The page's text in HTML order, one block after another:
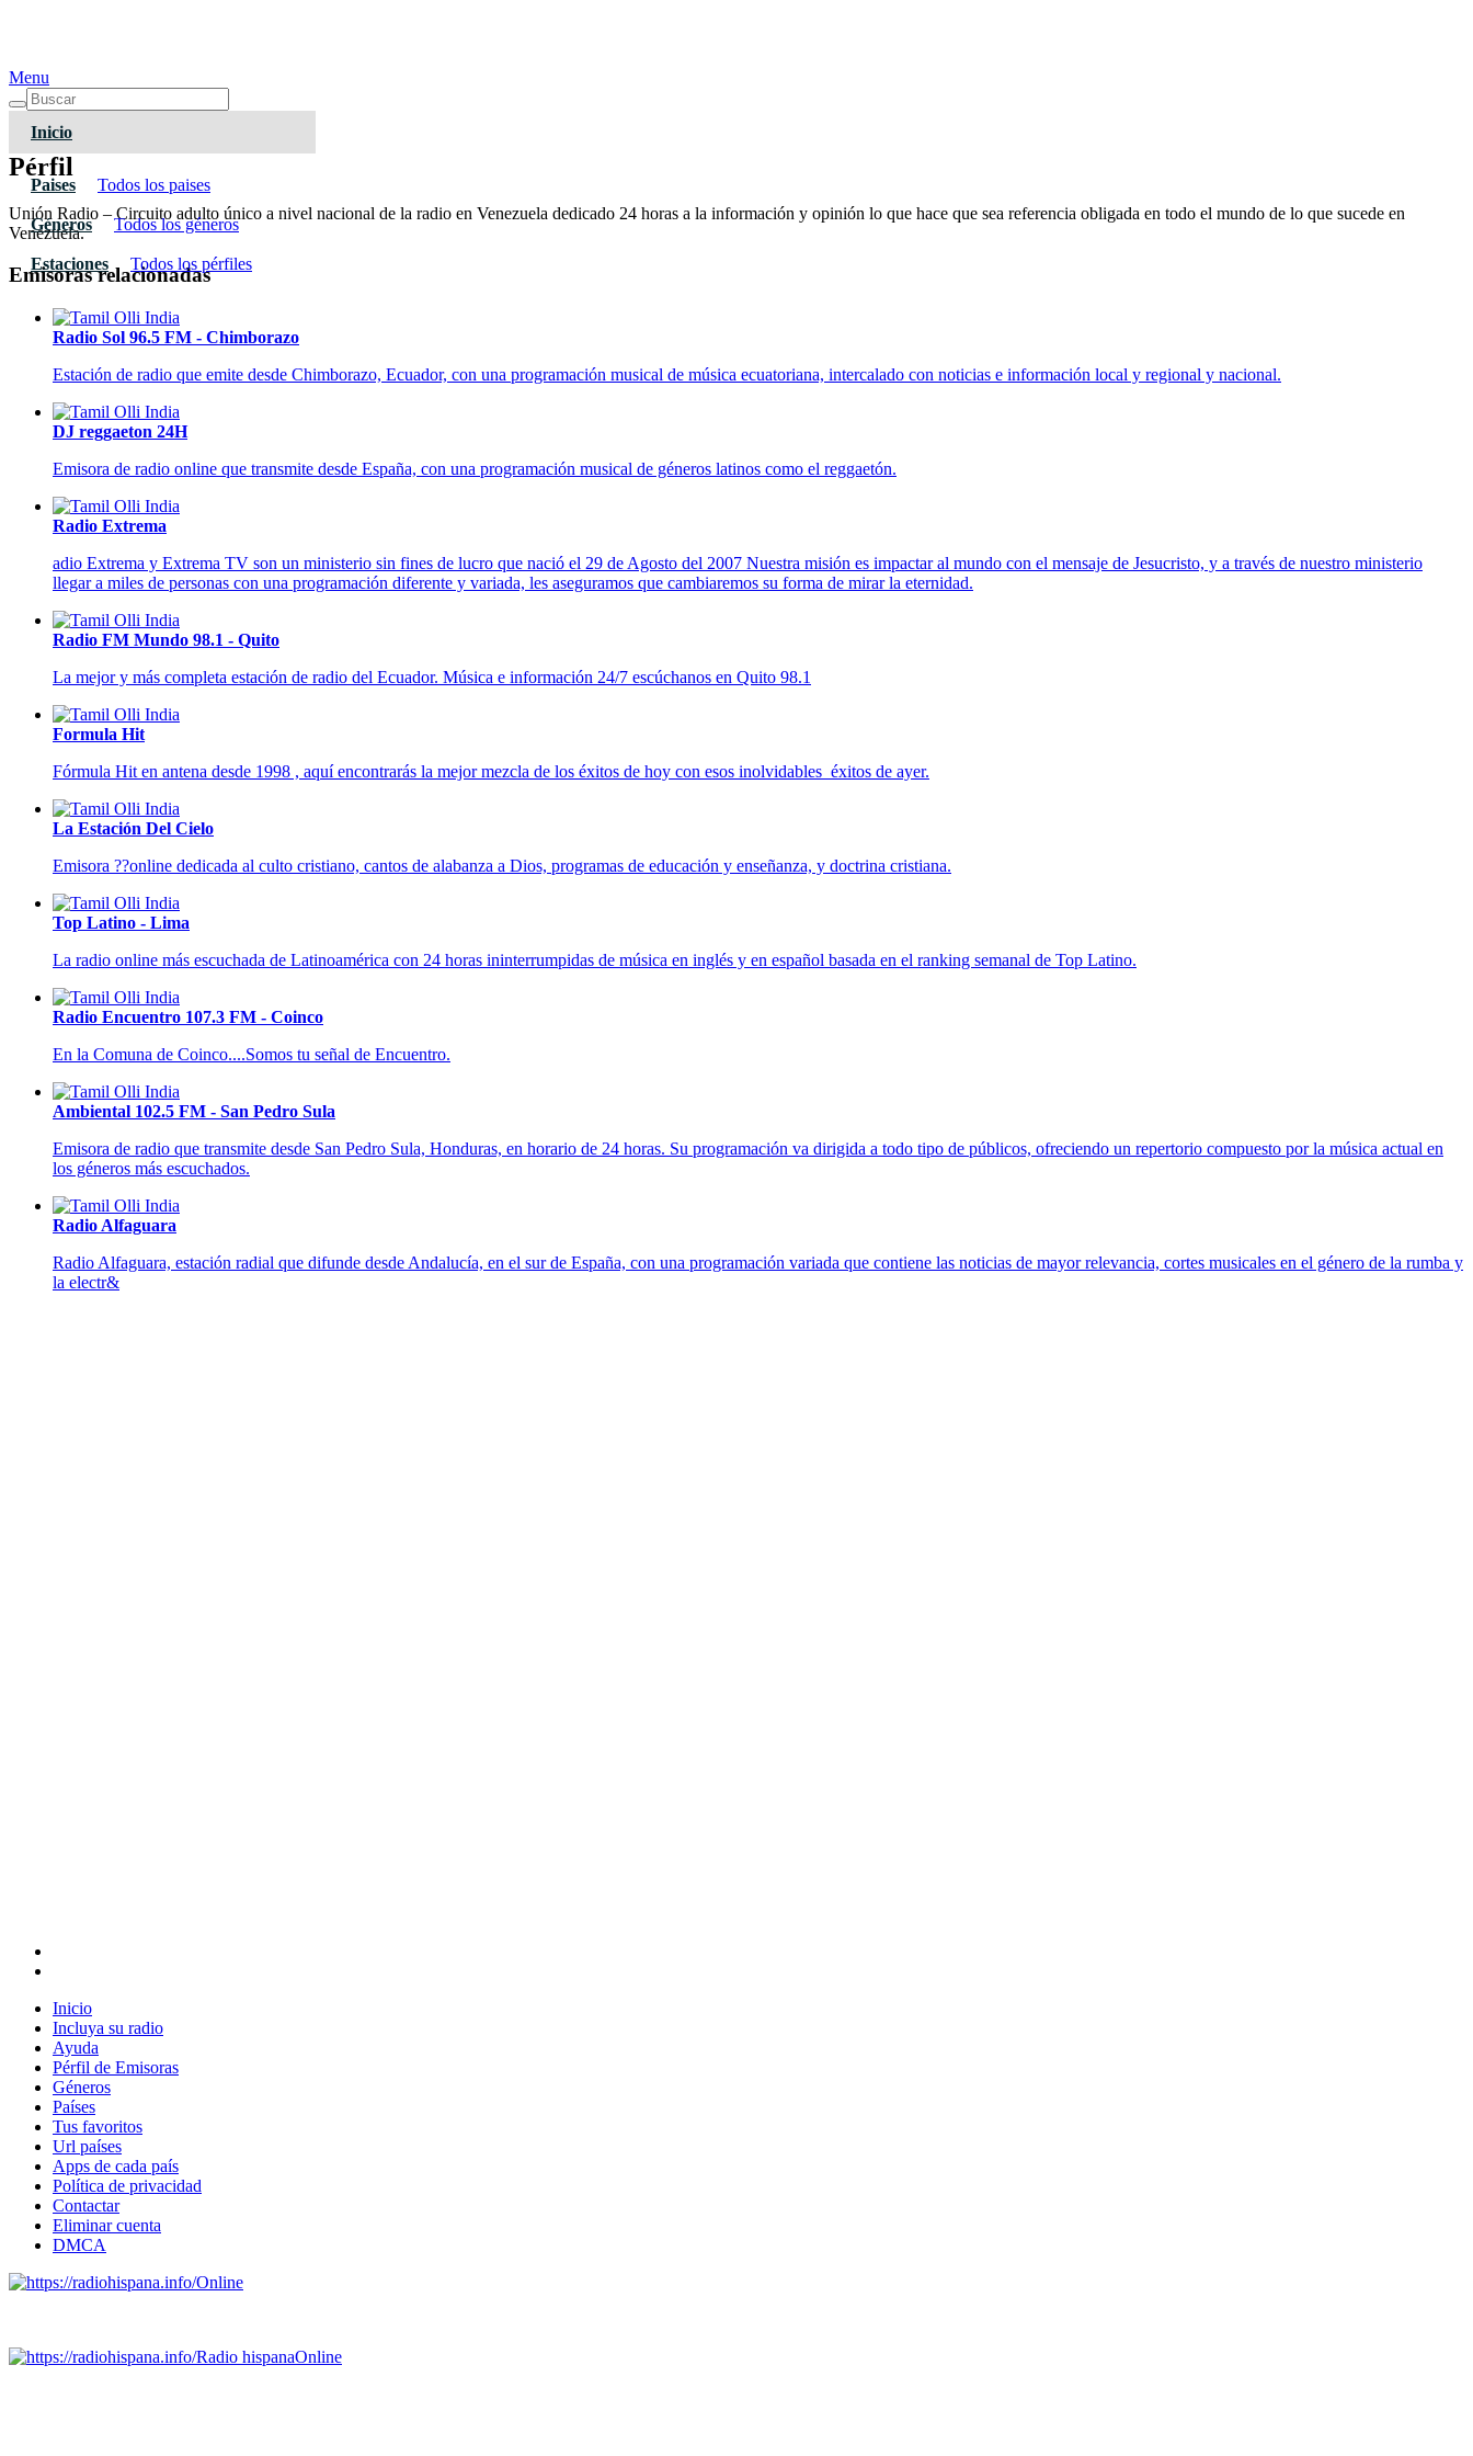
Menu
Inicio
Paises Todos los paises
Géneros Todos los géneros
Estaciones Todos los pérfiles
Pérfil
Unión Radio – Circuito adulto único a nivel nacional de la radio en Venezuela dedicado 24 horas a la información y opinión lo que hace que sea referencia obligada en todo el mundo de lo que sucede en
Venezuela.
Emisoras relacionadas
Radio Sol 96.5 FM - Chimborazo
Estación de radio que emite desde Chimborazo, Ecuador, con una programación musical de música ecuatoriana, intercalado con noticias e información local y regional y nacional.
DJ reggaeton 24H
Emisora de radio online que transmite desde España, con una programación musical de géneros latinos como el reggaetón.
Radio Extrema
adio Extrema y Extrema TV son un ministerio sin fines de lucro que nació el 29 de Agosto del 2007 Nuestra misión es impactar al mundo con el mensaje de Jesucristo, y a través de nuestro ministerio
llegar a miles de personas con una programación diferente y variada, les aseguramos que cambiaremos su forma de mirar la eternidad.
Radio FM Mundo 98.1 - Quito
La mejor y más completa estación de radio del Ecuador. Música e información 24/7 escúchanos en Quito 98.1
Formula Hit
Fórmula Hit en antena desde 1998 , aquí encontrarás la mejor mezcla de los éxitos de hoy con esos inolvidables éxitos de ayer.
La Estación Del Cielo
Emisora ??online dedicada al culto cristiano, cantos de alabanza a Dios, programas de educación y enseñanza, y doctrina cristiana.
Top Latino - Lima
La radio online más escuchada de Latinoamérica con 24 horas ininterrumpidas de música en inglés y en español basada en el ranking semanal de Top Latino.
Radio Encuentro 107.3 FM - Coinco
En la Comuna de Coinco....Somos tu señal de Encuentro.
Ambiental 102.5 FM - San Pedro Sula
Emisora de radio que transmite desde San Pedro Sula, Honduras, en horario de 24 horas. Su programación va dirigida a todo tipo de públicos, ofreciendo un repertorio compuesto por la música actual en
los géneros más escuchados.
Radio Alfaguara
Radio Alfaguara, estación radial que difunde desde Andalucía, en el sur de España, con una programación variada que contiene las noticias de mayor relevancia, cortes musicales en el género de la rumba y
la electr&
Inicio
Incluya su radio
Ayuda
Pérfil de Emisoras
Géneros
Países
Tus favoritos
Url países
Apps de cada país
Política de privacidad
Contactar
Eliminar cuenta
DMCA
Online
Radio hispanaOnline